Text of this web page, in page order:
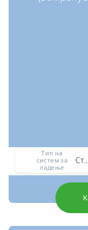
Тип на
систем за
ладење
Статичен